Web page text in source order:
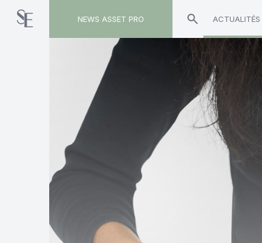
NEWS ASSET PRO ACTUALITÉS
Toute l'actualité sur le tag "Committed Advisors"